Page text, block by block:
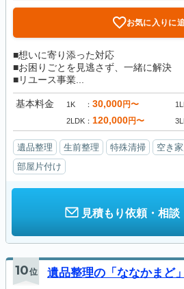
お気に入りに
■想いに寄り添った対応
■お困りごとを見逃さず、一緒に解決
■リユース事業...
基本料金 1K 30,000円〜
2LDK 120,000円〜
遺品整理 生前整理 特殊清掃 空き
部屋片付け
見積もり依頼・相談
10位 遺品整理の「ななかまど」